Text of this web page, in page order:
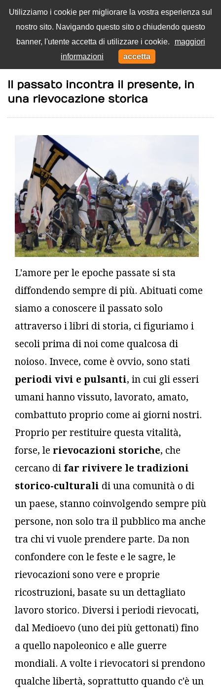
Utilizziamo i cookie per migliorare la vostra esperienza sul
nostro sito. Navigando questo sito o chiudendo questo
banner, l'utente accetta di utilizzare i cookie.
maggiori
informazioni
accetta
Menu
Il passato incontra il presente, in
una rievocazione storica
L'amore per le epoche passate si sta
diffondendo sempre di più. Abituati come
siamo a conoscere il passato solo
attraverso i libri di storia, ci figuriamo i
secoli prima di noi come qualcosa di
noioso. Invece, come è ovvio, sono stati
periodi vivi e pulsanti, in cui gli esseri
umani hanno vissuto, lavorato, amato,
combattuto proprio come ai giorni nostri.
Proprio per restituire questa vitalità,
forse, le rievocazioni storiche, che
cercano di far rivivere le tradizioni
storico-culturali di una comunità o di
un paese, stanno coinvolgendo sempre più
persone, non solo tra il pubblico ma anche
tra chi vi vuole prendere parte. Da non
confondere con le feste e le sagre, le
rievocazioni sono vere e proprie
ricostruzioni, basate su un dettagliato
lavoro storico. Diversi i periodi rievocati,
dal Medioevo (uno dei più gettonati) fino
a quello napoleonico e alle guerre
mondiali. A volte i rievocatori si prendono
qualche libertà, soprattutto quando c'è un